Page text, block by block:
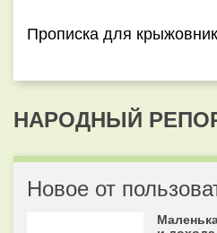
Прописка для
НАРОДНЫЙ
Новое от